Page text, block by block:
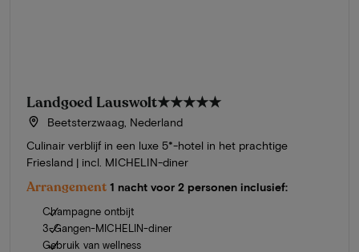
Landgoed Lauswolt★★★★★
Beetsterzwaag, Nederland
Culinair verblijf in een luxe 5*-hotel in het prachtige
Friesland | incl. MICHELIN-diner
Arrangement 1 nacht voor 2 personen inclusief:
Champagne ontbijt
3-Gangen-MICHELIN-diner
Gebruik van wellness